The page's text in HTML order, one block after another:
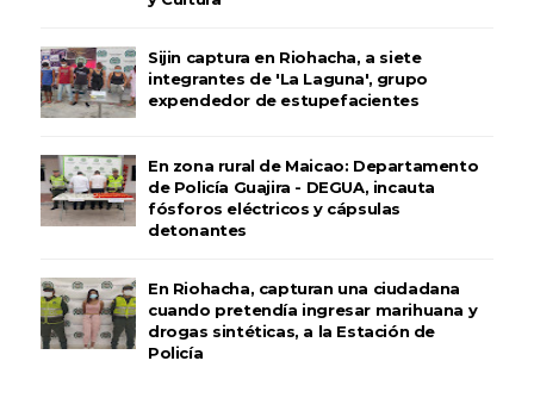
Sijin captura en Riohacha, a siete
integrantes de 'La Laguna', grupo
expendedor de estupefacientes
En zona rural de Maicao: Departamento
de Policía Guajira - DEGUA, incauta
fósforos eléctricos y cápsulas
detonantes
En Riohacha, capturan una ciudadana
cuando pretendía ingresar marihuana y
drogas sintéticas, a la Estación de
Policía